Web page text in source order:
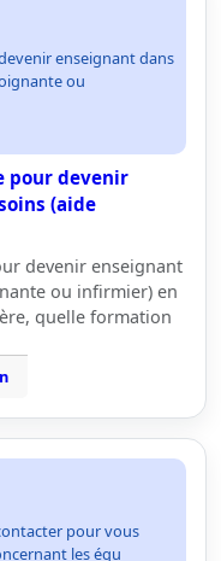
enseignant dans
ou
pour devenir
(aide
devenir enseignant
ou infirmier) en
quelle formation
pour vous
les équ